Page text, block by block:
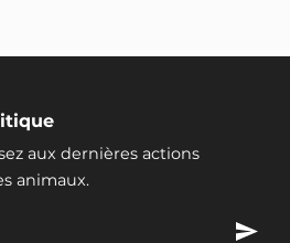
aux dernières actions
animaux.